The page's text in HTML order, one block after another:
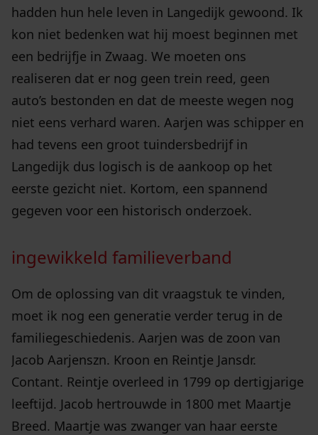
hadden hun hele leven in Langedijk gewoond. Ik
kon niet bedenken wat hij moest beginnen met
een bedrijfje in Zwaag. We moeten ons
realiseren dat er nog geen trein reed, geen
auto’s bestonden en dat de meeste wegen nog
niet eens verhard waren. Aarjen was schipper en
had tevens een groot tuindersbedrijf in
Langedijk dus logisch is de aankoop op het
eerste gezicht niet. Kortom, een spannend
gegeven voor een historisch onderzoek.
ingewikkeld familieverband
Om de oplossing van dit vraagstuk te vinden,
moet ik nog een generatie verder terug in de
familiegeschiedenis. Aarjen was de zoon van
Jacob Aarjenszn. Kroon en Reintje Jansdr.
Contant. Reintje overleed in 1799 op dertigjarige
leeftijd. Jacob hertrouwde in 1800 met Maartje
Breed. Maartje was zwanger van haar eerste